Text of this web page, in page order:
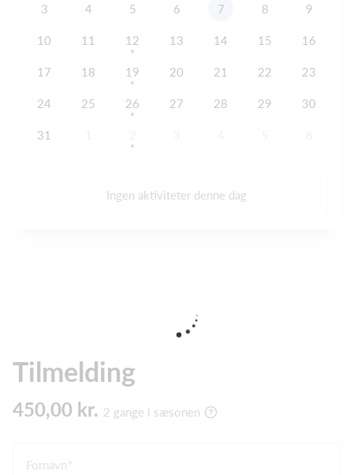
3 4 5 6 7 8 9
10 11 12 13 14 15 16
17 18 19 20 21 22 23
24 25 26 27 28 29 30
31
Ingen aktiviteter denne dag
Tilmelding
450,00 kr. 2 gange i sæsonen
Fornavn